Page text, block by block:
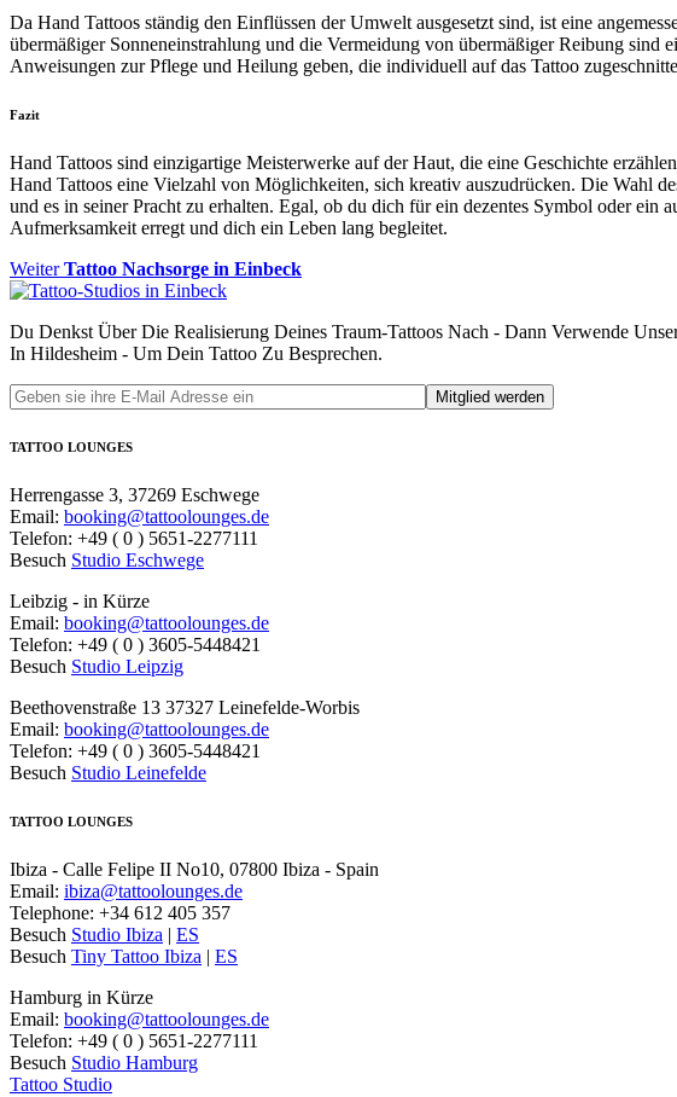
Da Hand Tattoos ständig den Einflüssen der Umwelt ausgesetzt sind, ist eine
übermäßiger Sonneneinstrahlung und die Vermeidung von übermäßiger Reibung
Anweisungen zur Pflege und Heilung geben, die individuell auf das Tattoo
Fazit
Hand Tattoos sind einzigartige Meisterwerke auf der Haut, die eine Geschichte
Hand Tattoos eine Vielzahl von Möglichkeiten, sich kreativ auszudrücken. Die Wahl
und es in seiner Pracht zu erhalten. Egal, ob du dich für ein dezentes Symbol oder
Aufmerksamkeit erregt und dich ein Leben lang begleitet.
Beitragsnavigation
Weiter Nächster
Beitrag:
Tattoo Nachsorge in Einbeck
Du Denkst Über Die Realisierung Deines Traum-Tattoos Nach - Dann Verwende
In Hildesheim - Um Dein Tattoo Zu Besprechen.
TATTOO LOUNGES
Herrengasse 3, 37269 Eschwege
Email: booking@tattoolounges.de
Telefon: +49 ( 0 ) 5651-2277111
Besuch Studio Eschwege
Leibzig - in Kürze
Email: booking@tattoolounges.de
Telefon: +49 ( 0 ) 3605-5448421
Besuch Studio Leipzig
Beethovenstraße 13 37327 Leinefelde-Worbis
Email: booking@tattoolounges.de
Telefon: +49 ( 0 ) 3605-5448421
Besuch Studio Leinefelde
TATTOO LOUNGES
Ibiza - Calle Felipe II No10, 07800 Ibiza - Spain
Email: ibiza@tattoolounges.de
Telephone: +34 612 405 357
Besuch Studio Ibiza | ES
Besuch Tiny Tattoo Ibiza | ES
Hamburg in Kürze
Email: booking@tattoolounges.de
Telefon: +49 ( 0 ) 5651-2277111
Besuch Studio Hamburg
Tattoo Studio